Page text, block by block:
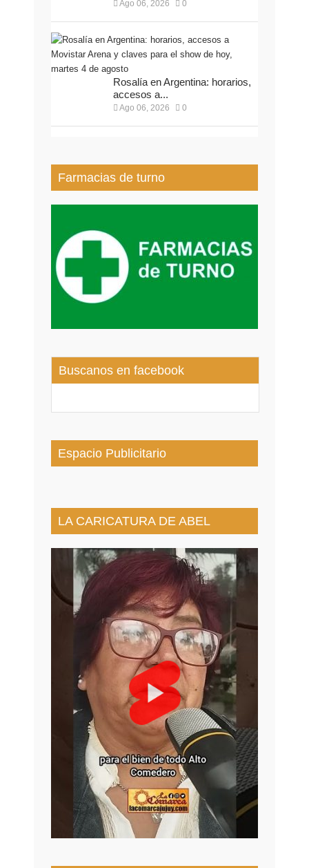
Ago 06, 2026 0
Rosalía en Argentina: horarios,
accesos a...
Ago 06, 2026 0
Farmacias de turno
Buscanos en facebook
Espacio Publicitario
LA CARICATURA DE ABEL